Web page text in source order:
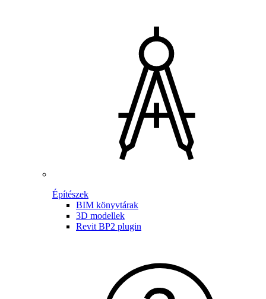
Építészek
BIM könyvtárak
3D modellek
Revit BP2 plugin